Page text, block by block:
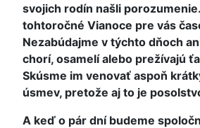
svojich rodín našli
tohtoročné Vianoce pre vás
Nezabúdajme v týchto dňoch
chorí, osamelí alebo prežívajú
Skúsme im venovať aspoň
úsmev, pretože aj to je
A keď o pár dní budeme